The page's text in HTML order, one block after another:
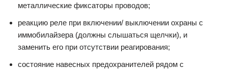
металлические фиксаторы проводов;
реакцию реле при включении/ выключении охраны с
иммобилайзера (должны слышаться щелчки), и
заменить его при отсутствии реагирования;
состояние навесных предохранителей рядом с